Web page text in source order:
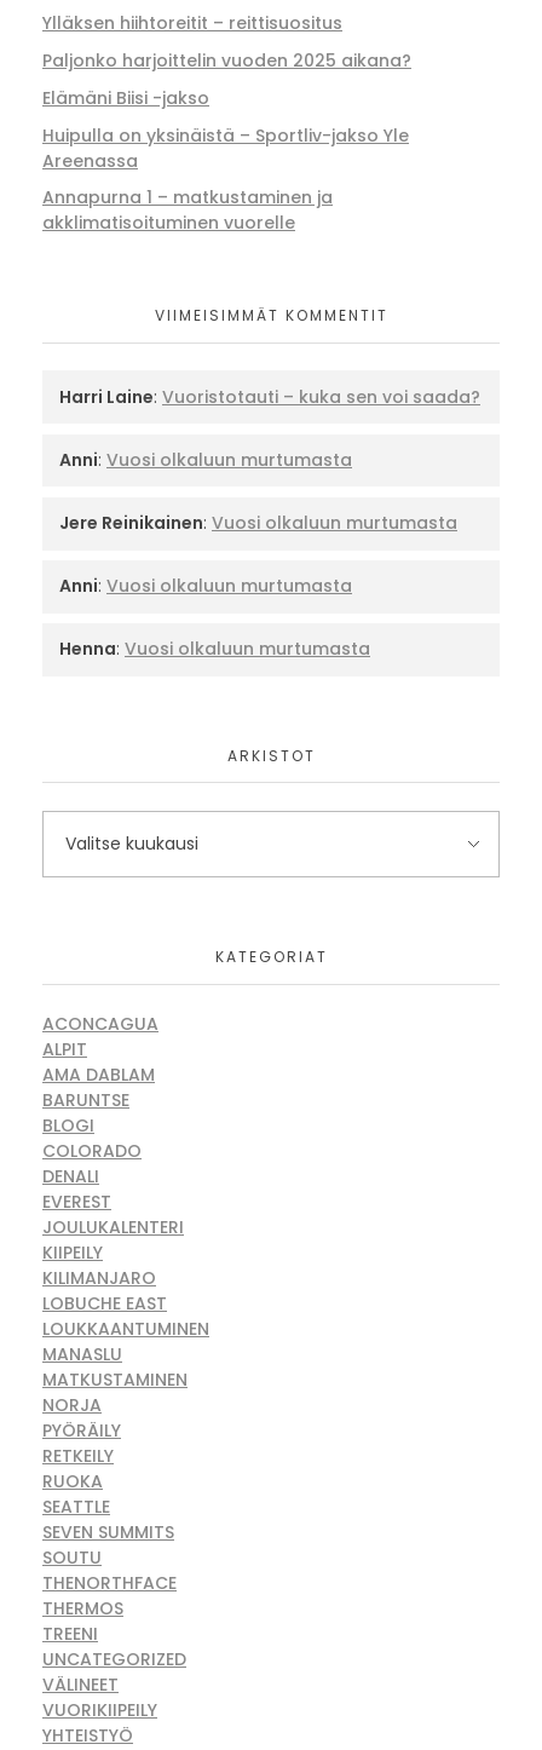
Ylläksen hiihtoreitit – reittisuositus
Paljonko harjoittelin vuoden 2025 aikana?
Elämäni Biisi -jakso
Huipulla on yksinäistä – Sportliv-jakso Yle
Areenassa
Annapurna 1 – matkustaminen ja
akklimatisoituminen vuorelle
VIIMEISIMMÄT KOMMENTIT
Harri Laine: Vuoristotauti – kuka sen voi saada?
Anni: Vuosi olkaluun murtumasta
Jere Reinikainen: Vuosi olkaluun murtumasta
Anni: Vuosi olkaluun murtumasta
Henna: Vuosi olkaluun murtumasta
ARKISTOT
KATEGORIAT
ACONCAGUA
ALPIT
AMA DABLAM
BARUNTSE
BLOGI
COLORADO
DENALI
EVEREST
JOULUKALENTERI
KIIPEILY
KILIMANJARO
LOBUCHE EAST
LOUKKAANTUMINEN
MANASLU
MATKUSTAMINEN
NORJA
PYÖRÄILY
RETKEILY
RUOKA
SEATTLE
SEVEN SUMMITS
SOUTU
THENORTHFACE
THERMOS
TREENI
UNCATEGORIZED
VÄLINEET
VUORIKIIPEILY
YHTEISTYÖ